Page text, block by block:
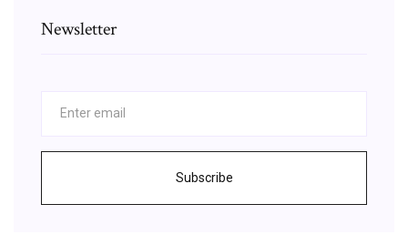
Newsletter
Subscribe